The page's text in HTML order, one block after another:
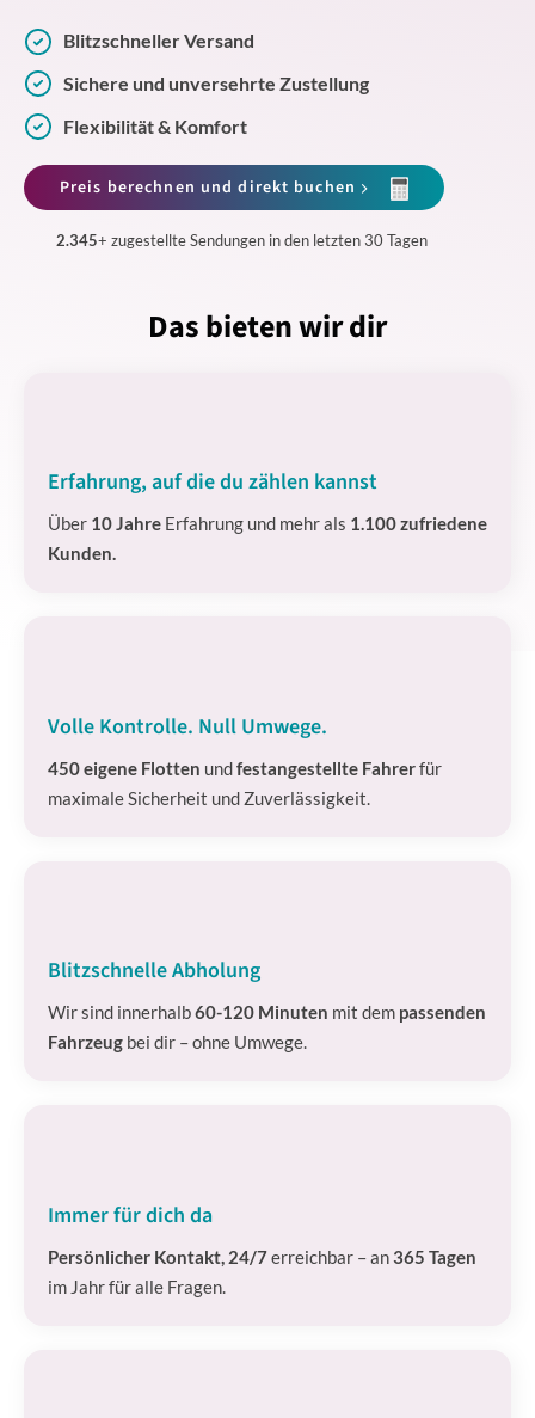
Blitzschneller Versand
Sichere und unversehrte Zustellung
Flexibilität & Komfort
Preis berechnen und direkt buchen
2.345+ zugestellte Sendungen in den letzten 30 Tagen
Das bieten wir dir
Erfahrung, auf die du zählen kannst
Über 10 Jahre Erfahrung und mehr als 1.100 zufriedene
Kunden.
Volle Kontrolle. Null Umwege.
450 eigene Flotten undfestangestellte Fahrerfür
maximale Sicherheit und Zuverlässigkeit.
Blitzschnelle Abholung
Wir sind innerhalb60-120 Minuten mit dem passenden
Fahrzeug bei dir – ohne Umwege.
Immer für dich da
Persönlicher Kontakt, 24/7erreichbar – an365 Tagen
im Jahr für alle Fragen.